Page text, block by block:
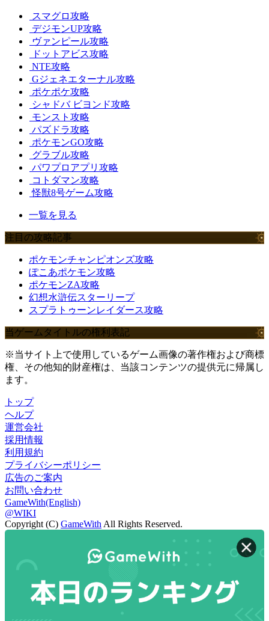
スマグロ攻略
デジモンUP攻略
ヴァンピール攻略
ドットアビス攻略
NTE攻略
Gジェネエターナル攻略
ポケポケ攻略
シャドバ ビヨンド攻略
モンスト攻略
パズドラ攻略
ポケモンGO攻略
グラブル攻略
パワプロアプリ攻略
コトダマン攻略
怪獣8号ゲーム攻略
一覧を見る
注目の攻略記事
ポケモンチャンピオンズ攻略
ぽこあポケモン攻略
ポケモンZA攻略
幻想水滸伝スターリープ
スプラトゥーンレイダース攻略
当ゲームタイトルの権利表記
※当サイト上で使用しているゲーム画像の著作権および商標
権、その他知的財産権は、当該コンテンツの提供元に帰属し
ます。
トップ
ヘルプ
運営会社
採用情報
利用規約
プライバシーポリシー
広告のご案内
お問い合わせ
GameWith(English)
@WIKI
Copyright (C) GameWith All Rights Reserved.